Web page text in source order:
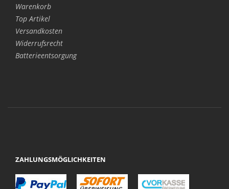
Warenkorb
Top Artikel
Versandkosten
Widerrufsrecht
Batterieentsorgung
ZAHLUNGSMÖGLICHKEITEN